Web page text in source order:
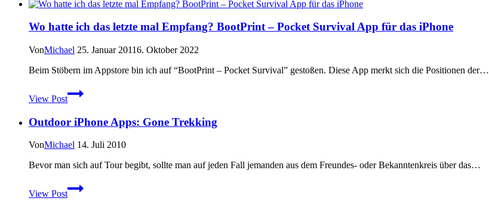
Wo hatte ich das letzte mal Empfang? BootPrint – Pocket Survival App für das iPhone
VonMichael 25. Januar 20116. Oktober 2022
Beim Stöbern im Appstore bin ich auf “BootPrint – Pocket Survival” gestoßen. Diese App merkt sich die Positionen der…
View Post
Wo
hatte
das
mal
BootPrint
Pocket
Survival
Outdoor iPhone Apps: Gone Trekking
VonMichael 14. Juli 2010
Bevor man sich auf Tour begibt, sollte man auf jeden Fall jemanden aus dem Freundes- oder Bekanntenkreis über das…
View Post
Outdoor
iPhone